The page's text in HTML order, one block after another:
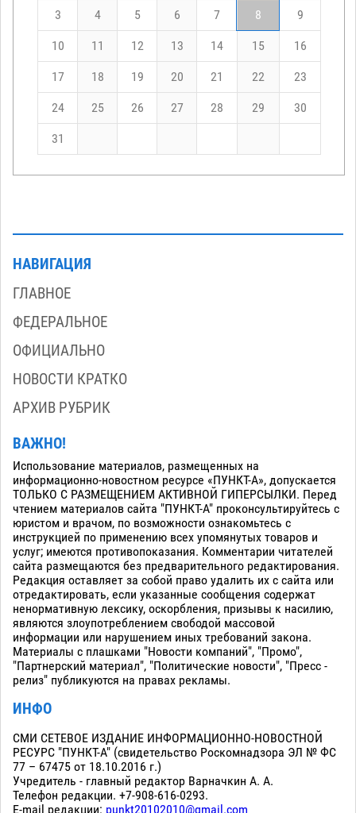
3 4 5 6 7 8 9
10 11 12 13 14 15 16
17 18 19 20 21 22 23
24 25 26 27 28 29 30
31
НАВИГАЦИЯ
ГЛАВНОЕ
ФЕДЕРАЛЬНОЕ
ОФИЦИАЛЬНО
НОВОСТИ КРАТКО
АРХИВ РУБРИК
ВАЖНО!
Использование материалов, размещенных на
информационно-новостном ресурсе «ПУНКТ-А», допускается
ТОЛЬКО С РАЗМЕЩЕНИЕМ АКТИВНОЙ ГИПЕРСЫЛКИ. Перед
чтением материалов сайта "ПУНКТ-А" проконсультируйтесь с
юристом и врачом, по возможности ознакомьтесь с
инструкцией по применению всех упомянутых товаров и
услуг; имеются противопоказания. Комментарии читателей
сайта размещаются без предварительного редактирования.
Редакция оставляет за собой право удалить их с сайта или
отредактировать, если указанные сообщения содержат
ненормативную лексику, оскорбления, призывы к насилию,
являются злоупотреблением свободой массовой
информации или нарушением иных требований закона.
Материалы с плашками "Новости компаний", "Промо",
"Партнерский материал", "Политические новости", "Пресс -
релиз" публикуются на правах рекламы.
ИНФО
СМИ СЕТЕВОЕ ИЗДАНИЕ ИНФОРМАЦИОННО-НОВОСТНОЙ
РЕСУРС "ПУНКТ-А" (свидетельство Роскомнадзора ЭЛ № ФС
77 – 67475 от 18.10.2016 г.)
Учредитель - главный редактор Варначкин А. А.
Телефон редакции. +7-908-616-0293.
E-mail редакции: punkt20102010@gmail.com